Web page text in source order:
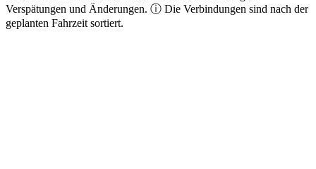
Verspätungen und Änderungen. ⓘ Die Verbindungen sind nach der
geplanten Fahrzeit sortiert.